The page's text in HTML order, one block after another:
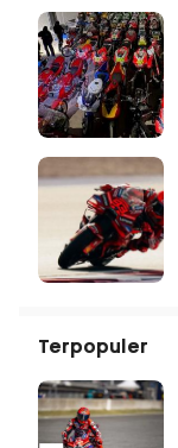
Terpopuler